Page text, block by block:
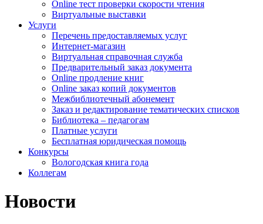
Online тест проверки скорости чтения
Виртуальные выставки
Услуги
Перечень предоставляемых услуг
Интернет-магазин
Виртуальная справочная служба
Предварительный заказ документа
Online продление книг
Online заказ копий документов
Межбиблиотечный абонемент
Заказ и редактирование тематических списков
Библиотека – педагогам
Платные услуги
Бесплатная юридическая помощь
Конкурсы
Вологодская книга года
Коллегам
Новости